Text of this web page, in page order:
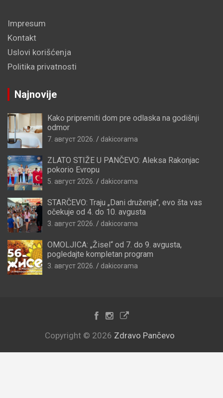
Impresum
Kontakt
Uslovi korišćenja
Politika privatnosti
Najnovije
Kako pripremiti dom pre odlaska na godišnji
odmor
7. август 2026. dakicorama
ZLATO STIŽE U PANČEVO: Aleksa Rakonjac
pokorio Evropu
5. август 2026. dakicorama
STARČEVO: Traju „Dani druženja”, evo šta vas
očekuje od 4. do 10. avgusta
3. август 2026. dakicorama
OMOLJICA: „Žisel“ od 7. do 9. avgusta,
pogledajte kompletan program
3. август 2026. dakicorama
Copyright © 2026 Zdravo Pančevo